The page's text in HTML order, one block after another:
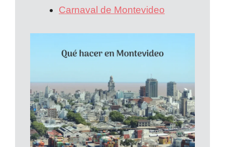
Carnaval de Montevideo